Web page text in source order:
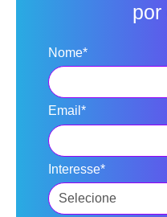
por
Nome*
Email*
Interesse*